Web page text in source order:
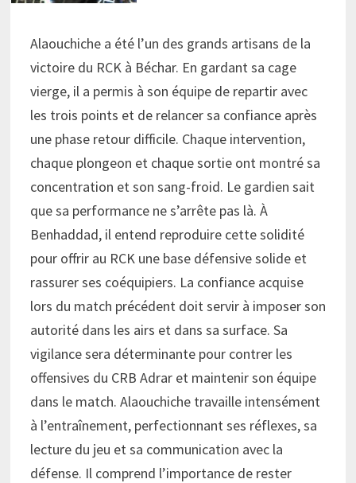
Alaouchiche a été l’un des grands artisans de la
victoire du RCK à Béchar. En gardant sa cage
vierge, il a permis à son équipe de repartir avec
les trois points et de relancer sa confiance après
une phase retour difficile. Chaque intervention,
chaque plongeon et chaque sortie ont montré sa
concentration et son sang-froid. Le gardien sait
que sa performance ne s’arrête pas là. À
Benhaddad, il entend reproduire cette solidité
pour offrir au RCK une base défensive solide et
rassurer ses coéquipiers. La confiance acquise
lors du match précédent doit servir à imposer son
autorité dans les airs et dans sa surface. Sa
vigilance sera déterminante pour contrer les
offensives du CRB Adrar et maintenir son équipe
dans le match. Alaouchiche travaille intensément
à l’entraînement, perfectionnant ses réflexes, sa
lecture du jeu et sa communication avec la
défense. Il comprend l’importance de rester